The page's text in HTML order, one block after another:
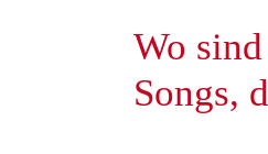
Wo
Songs,